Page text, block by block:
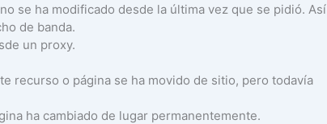
se ha modificado desde la última vez que se pidió. Así
de banda.
un proxy.
recurso o página se ha movido de sitio, pero todavía
ha cambiado de lugar permanentemente.